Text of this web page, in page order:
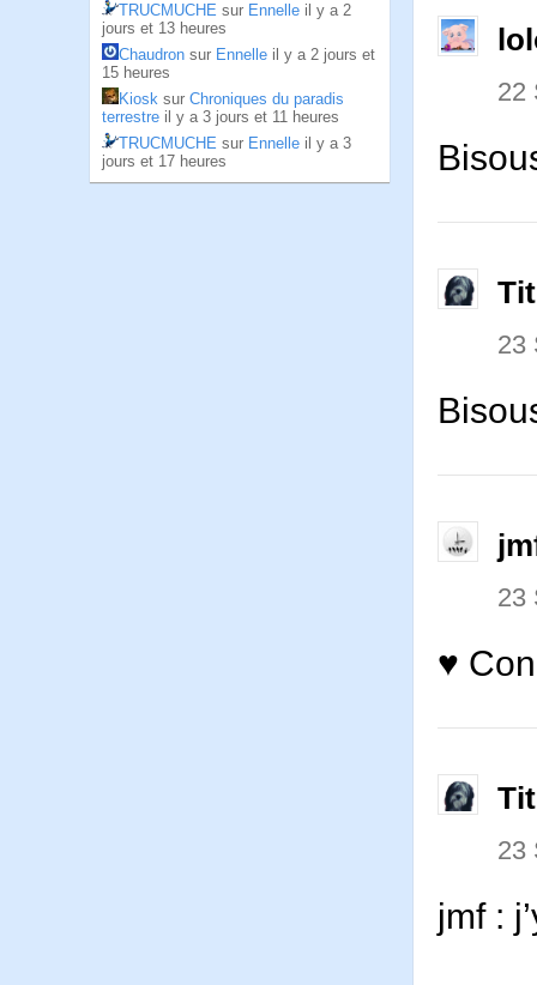
TRUCMUCHE sur Ennelle il y a 2
jours et 13 heures
Chaudron sur Ennelle il y a 2 jours et
15 heures
Kiosk sur Chroniques du paradis
terrestre il y a 3 jours et 11 heures
TRUCMUCHE sur Ennelle il y a 3
jours et 17 heures
22
23
23
♥
23
jmf :